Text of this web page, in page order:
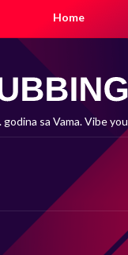
Home
godina sa Vama. Vibe